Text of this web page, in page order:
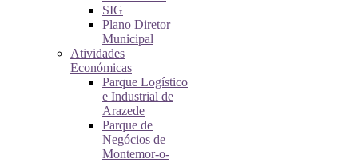
SIG
Plano Diretor
Municipal
Atividades
Económicas
Parque Logístico
e Industrial de
Arazede
Parque de
Negócios de
Montemor-o-